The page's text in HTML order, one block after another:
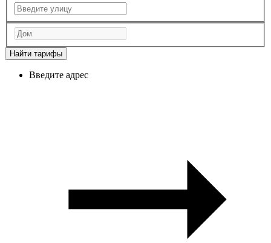
Найти тарифы
Введите адрес